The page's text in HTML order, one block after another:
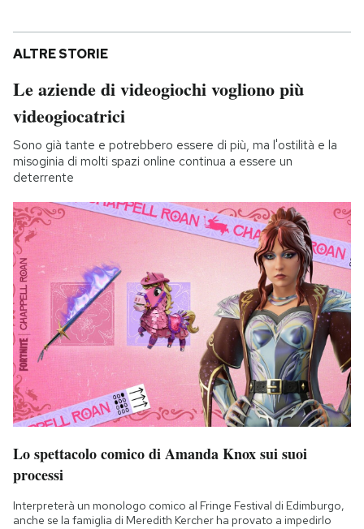
ALTRE STORIE
Le aziende di videogiochi vogliono più
videogiocatrici
Sono già tante e potrebbero essere di più, ma l'ostilità e la
misoginia di molti spazi online continua a essere un
deterrente
Lo spettacolo comico di Amanda Knox sui suoi
processi
Interpreterà un monologo comico al Fringe Festival di Edimburgo,
anche se la famiglia di Meredith Kercher ha provato a impedirlo